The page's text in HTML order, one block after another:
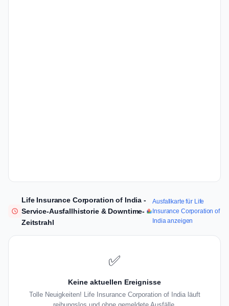
Life Insurance Corporation of India -
Service-Ausfallhistorie & Downtime-
Zeitstrahl
Ausfallkarte für Life
Insurance Corporation of
India anzeigen
✅
Keine aktuellen Ereignisse
Tolle Neuigkeiten! Life Insurance Corporation of India läuft